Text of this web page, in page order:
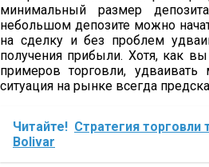
минимальный размер
небольшом депозите можно
на сделку и без проблем
получения прибыли. Хотя, как
примеров торговли, удваивать
ситуация на рынке всегда
Читайте! Стратегия торговли
Bolivar